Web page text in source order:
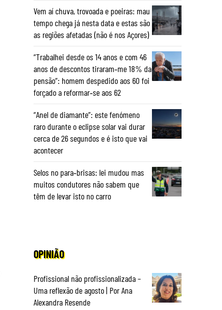
Vem aí chuva, trovoada e poeiras: mau
tempo chega já nesta data e estas são
as regiões afetadas (não é nos Açores)
“Trabalhei desde os 14 anos e com 46
anos de descontos tiraram‑me 18% da
pensão”: homem despedido aos 60 foi
forçado a reformar‑se aos 62
“Anel de diamante”: este fenómeno
raro durante o eclipse solar vai durar
cerca de 26 segundos e é isto que vai
acontecer
Selos no para‑brisas: lei mudou mas
muitos condutores não sabem que
têm de levar isto no carro
OPINIÃO
Profissional não profissionalizada –
Uma reflexão de agosto | Por Ana
Alexandra Resende